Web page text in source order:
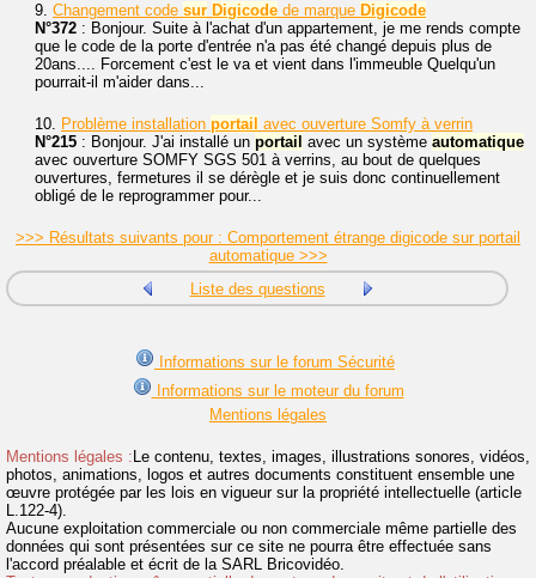
9. Changement code sur Digicode de marque Digicode
N°372 : Bonjour. Suite à l'achat d'un appartement, je me rends compte
que le code de la porte d'entrée n'a pas été changé depuis plus de
20ans.... Forcement c'est le va et vient dans l'immeuble Quelqu'un
pourrait-il m'aider dans...
10. Problème installation portail avec ouverture Somfy à verrin
N°215 : Bonjour. J'ai installé un portail avec un système automatique
avec ouverture SOMFY SGS 501 à verrins, au bout de quelques
ouvertures, fermetures il se dérègle et je suis donc continuellement
obligé de le reprogrammer pour...
>>> Résultats suivants pour : Comportement étrange digicode sur portail
automatique >>>
Liste des questions
Informations sur le forum Sécurité
Informations sur le moteur du forum
Mentions légales
Mentions légales : Le contenu, textes, images, illustrations sonores, vidéos,
photos, animations, logos et autres documents constituent ensemble une
œuvre protégée par les lois en vigueur sur la propriété intellectuelle (article
L.122-4).
Aucune exploitation commerciale ou non commerciale même partielle des
données qui sont présentées sur ce site ne pourra être effectuée sans
l'accord préalable et écrit de la SARL Bricovidéo.